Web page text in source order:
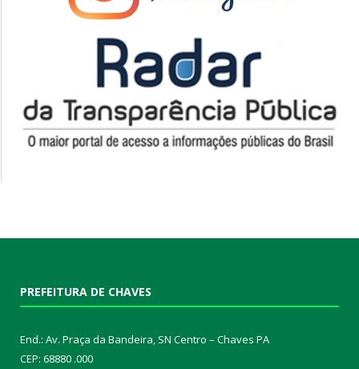
PREFEITURA DE CHAVES
End.: Av. Praça da Bandeira, SN Centro – Chaves PA
CEP: 68880 .000